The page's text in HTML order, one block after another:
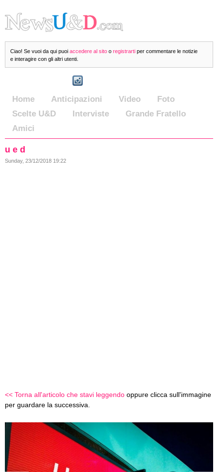
Ciao! Se vuoi da qui puoi accedere al sito o registrarti per commentare le notizie
e interagire con gli altri utenti.
Home Anticipazioni Video
Foto
Scelte U&D
Interviste
Grande Fratello
Amici
u e d
Sunday, 23/12/2018 19:22
<< Torna all'articolo che stavi leggendo oppure clicca sull'immagine
per guardare la successiva.